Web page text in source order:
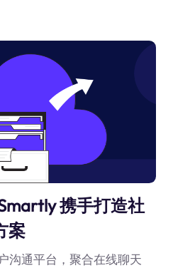
携手打造社
案
沟通平台，聚合在线聊天